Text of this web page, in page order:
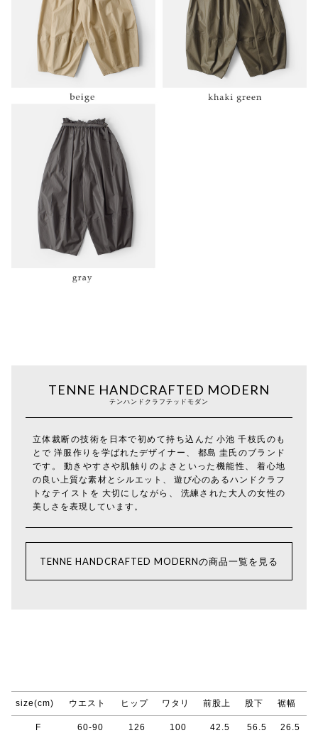
TENNE HANDCRAFTED MODERN
テンハンドクラフテッドモダン
立体裁断の技術を日本で初めて持ち込んだ 小池 千枝氏のも
とで 洋服作りを学ばれたデザイナー、 都島 圭氏のブランド
です。 動きやすさや肌触りのよさといった機能性、 着心地
の良い上質な素材とシルエット、 遊び心のあるハンドクラフ
トなテイストを 大切にしながら、 洗練された大人の女性の
美しさを表現しています。
TENNE HANDCRAFTED MODERNの商品一覧を見る
size(cm) ウエスト ヒップ ワタリ 前股上 股下 裾幅
F 60-90 126 100 42.5 56.5 26.5